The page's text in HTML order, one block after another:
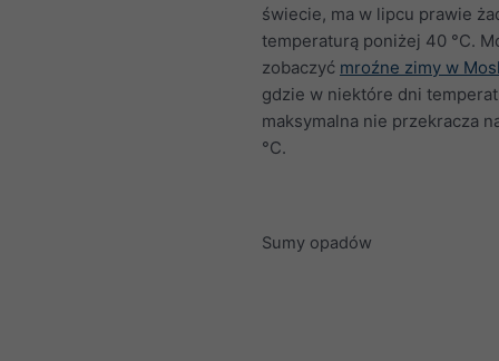
świecie, ma w lipcu prawie
temperaturą poniżej 40 °C.
zobaczyć mroźne zimy w
gdzie w niektóre dni
maksymalna nie przekracza
°C.
Sumy opadów